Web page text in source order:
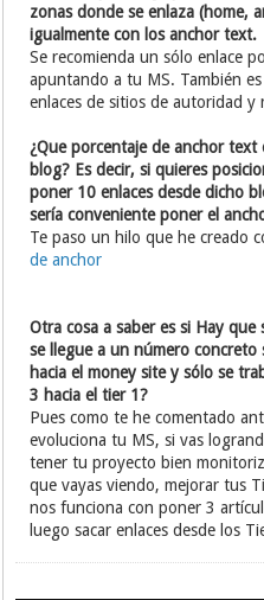
zonas donde se enlaza (home,
igualmente con los anchor text.
Se recomienda un sólo enlace
apuntando a tu MS. También
enlaces de sitios de autoridad y
¿Que porcentaje de anchor
blog? Es decir, si quieres
poner 10 enlaces desde dicho
sería conveniente poner el
Te paso un hilo que he creado
de anchor
Otra cosa a saber es si Hay
se llegue a un número concreto
hacia el money site y sólo se
3 hacia el tier 1?
Pues como te he comentado
evoluciona tu MS, si vas
tener tu proyecto bien
que vayas viendo, mejorar tus
nos funciona con poner 3
luego sacar enlaces desde los